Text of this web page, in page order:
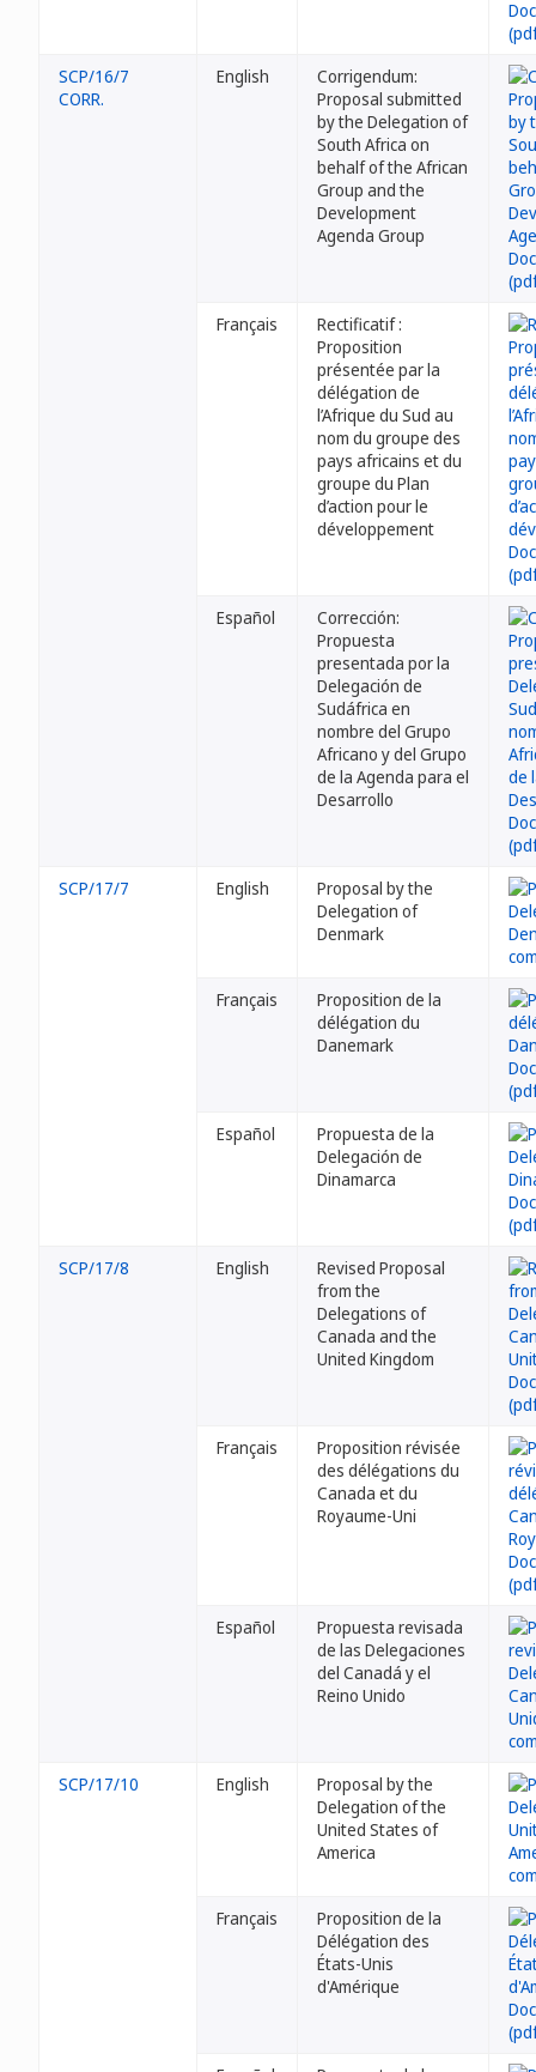
SCP/16/7
CORR.
English
Corrigendum:
Proposal submitted
by the Delegation of
South Africa on
behalf of the African
Group and the
Development
Agenda Group
Français
Rectificatif :
Proposition
présentée par la
délégation de
l’Afrique du Sud au
nom du groupe des
pays africains et du
groupe du Plan
d’action pour le
développement
Español
Corrección:
Propuesta
presentada por la
Delegación de
Sudáfrica en
nombre del Grupo
Africano y del Grupo
de la Agenda para el
Desarrollo
SCP/17/7 English
Proposal by the
Delegation of
Denmark
Français
Proposition de la
délégation du
Danemark
Español
Propuesta de la
Delegación de
Dinamarca
SCP/17/8 English
Revised Proposal
from the
Delegations of
Canada and the
United Kingdom
Français
Proposition révisée
des délégations du
Canada et du
Royaume-Uni
Español
Propuesta revisada
de las Delegaciones
del Canadá y el
Reino Unido
SCP/17/10 English
Proposal by the
Delegation of the
United States of
America
Français
Proposition de la
Délégation des
États-Unis
d'Amérique